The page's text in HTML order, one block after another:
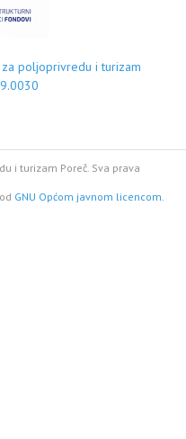
poljoprivredu i turizam
i turizam Poreč. Sva prava
GNU Općom javnom licencom.